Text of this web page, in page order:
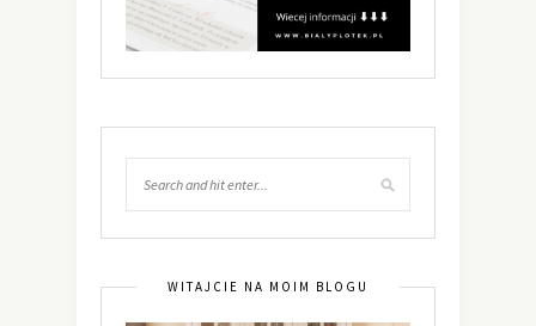
WITAJCIE NA MOIM BLOGU